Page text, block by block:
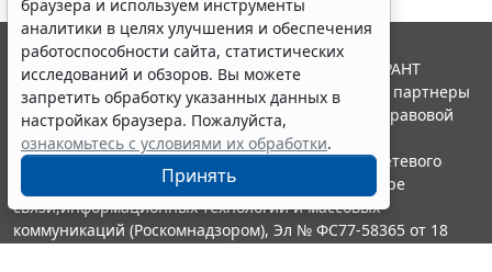
браузера и используем инструменты
аналитики в целях улучшения и обеспечения
работоспособности сайта, статистических
исследований и обзоров. Вы можете
запретить обработку указанных данных в
настройках браузера. Пожалуйста,
ознакомьтесь с условиями их обработки.
Принять
© ООО "НПП "ГАРАНТ-СЕРВИС", 2026. Система ГАРАНТ
выпускается с 1990 года. Компания "Гарант" и ее партнеры
являются участниками Российской ассоциации правовой
информации ГАРАНТ.
Портал ГАРАНТ.РУ зарегистрирован в качестве сетевого
издания Федеральной службой по надзору в сфере
связи,информационных технологий и массовых
коммуникаций (Роскомнадзором), Эл № ФС77-58365 от 18